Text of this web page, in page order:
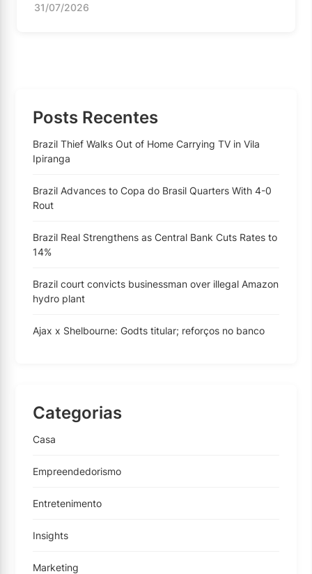
31/07/2026
Posts Recentes
Brazil Thief Walks Out of Home Carrying TV in Vila
Ipiranga
Brazil Advances to Copa do Brasil Quarters With 4-0
Rout
Brazil Real Strengthens as Central Bank Cuts Rates to
14%
Brazil court convicts businessman over illegal Amazon
hydro plant
Ajax x Shelbourne: Godts titular; reforços no banco
Categorias
Casa
Empreendedorismo
Entretenimento
Insights
Marketing